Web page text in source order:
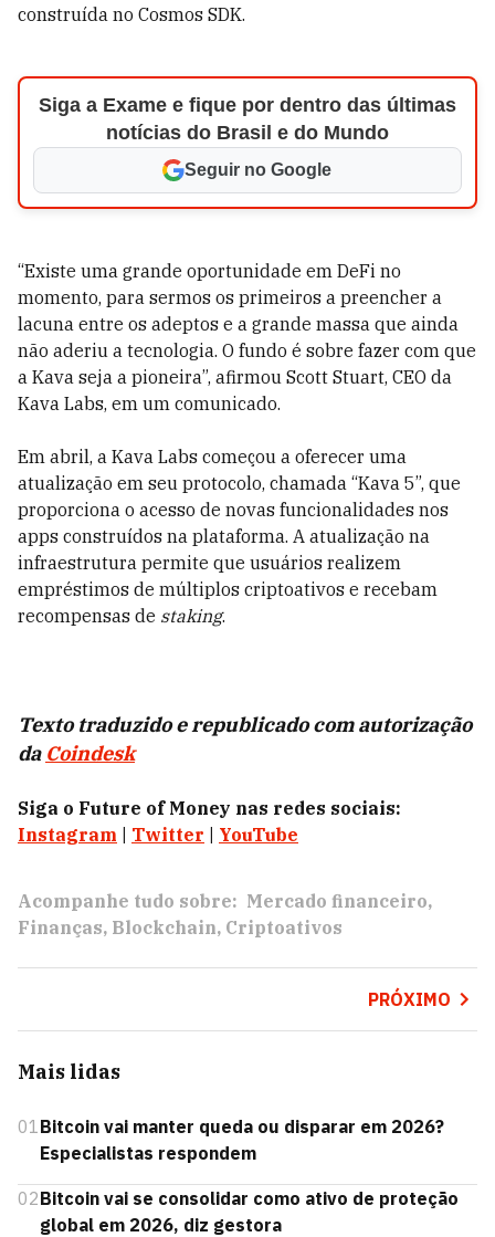
construída no Cosmos SDK.
Siga a Exame e fique por dentro das últimas
notícias do Brasil e do Mundo
Seguir no Google
“Existe uma grande oportunidade em DeFi no
momento, para sermos os primeiros a preencher a
lacuna entre os adeptos e a grande massa que ainda
não aderiu a tecnologia. O fundo é sobre fazer com que
a Kava seja a pioneira”, afirmou Scott Stuart, CEO da
Kava Labs, em um comunicado.
Em abril, a Kava Labs começou a oferecer uma
atualização em seu protocolo, chamada “Kava 5”, que
proporciona o acesso de novas funcionalidades nos
apps construídos na plataforma. A atualização na
infraestrutura permite que usuários realizem
empréstimos de múltiplos criptoativos e recebam
recompensas de staking.
Texto traduzido e republicado com autorização
da Coindesk
Siga o Future of Money nas redes sociais:
Instagram
Twitter YouTube
Acompanhe tudo sobre: Mercado financeiro
Finanças Blockchain Criptoativos
PRÓXIMO
Mais lidas
01Bitcoin vai manter queda ou disparar em 2026?
Especialistas respondem
02Bitcoin vai se consolidar como ativo de proteção
global em 2026, diz gestora